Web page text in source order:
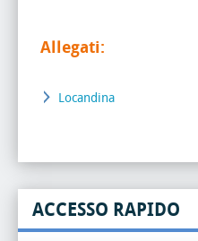
Allegati:
Locandina
ACCESSO RAPIDO